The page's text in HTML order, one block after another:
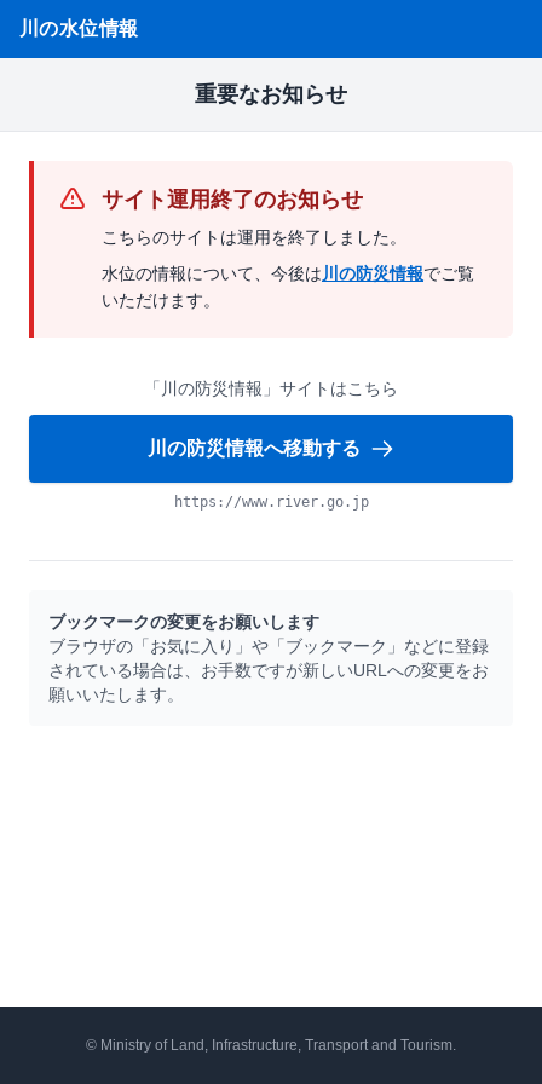
川の水位情報
重要なお知らせ
サイト運用終了のお知らせ
こちらのサイトは運用を終了しました。
水位の情報について、今後は川の防災情報でご覧
いただけます。
「川の防災情報」サイトはこちら
川の防災情報へ移動する
https://www.river.go.jp
ブックマークの変更をお願いします
ブラウザの「お気に入り」や「ブックマーク」などに登録
されている場合は、お手数ですが新しいURLへの変更をお
願いいたします。
© Ministry of Land, Infrastructure, Transport and Tourism.